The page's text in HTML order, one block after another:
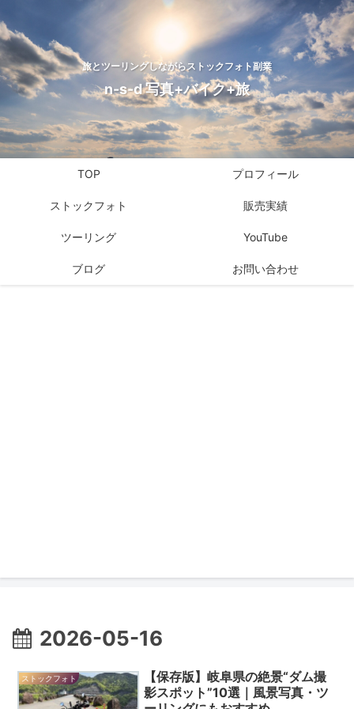
旅とツーリングしながらストックフォト副業
n-s-d 写真+バイク+旅
TOP プロフィール
ストックフォト 販売実績
ツーリング YouTube
ブログ お問い合わせ
2026-05-16
ストックフォト
【保存版】岐阜県の絶景“ダム撮
影スポット”10選｜風景写真・ツ